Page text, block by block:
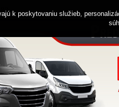
k poskytovaniu služieb,